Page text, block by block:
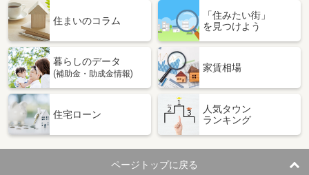
住まいのコラム
「住みたい街」
を見つけよう
暮らしのデータ
(補助金・助成金情報)
家賃相場
住宅ローン
人気タウン
ランキング
ページトップに戻る